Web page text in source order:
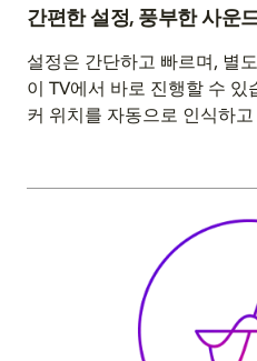
간편한 설정, 풍부한 사운
설정은 간단하고 빠르며, 별
이 TV에서 바로 진행할 수 있
커 위치를 자동으로 인식하